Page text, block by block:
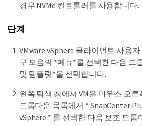
경우 NVMe 컨트롤러를 사용합니다.
단계
VMware vSphere 클라이언트 사용
구 모음의 *메뉴*를 선택한 다음 드
및 템플릿*을 선택합니다.
왼쪽 탐색 창에서 VM을 마우스 오
드롭다운 목록에서 * SnapCenter
vSphere * 를 선택한 다음 보조 드롭